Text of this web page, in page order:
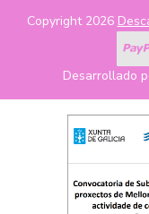
Copyright 2026
Desarrollado